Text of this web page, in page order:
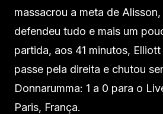
massacrou a meta de
defendeu tudo e mais um
partida, aos 41 minutos,
passe pela direita e chutou
Donnarumma: 1 a 0 para o
Paris, França.